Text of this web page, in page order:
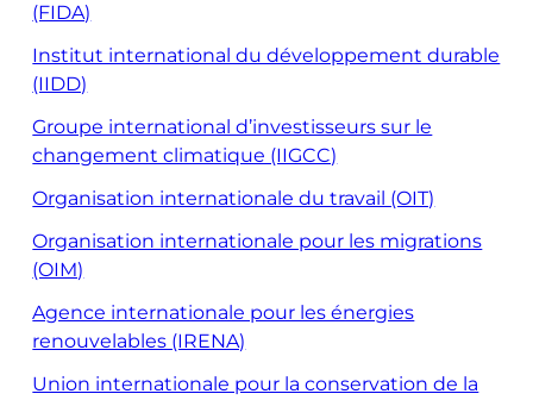
(FIDA)
Institut international du développement durable
(IIDD)
Groupe international d’investisseurs sur le
changement climatique (IIGCC)
Organisation internationale du travail (OIT)
Organisation internationale pour les migrations
(OIM)
Agence internationale pour les énergies
renouvelables (IRENA)
Union internationale pour la conservation de la